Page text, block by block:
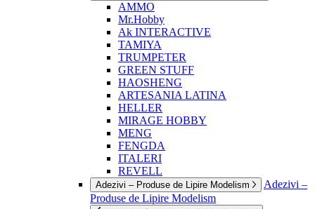
AMMO
Mr.Hobby
Ak INTERACTIVE
TAMIYA
TRUMPETER
GREEN STUFF
HAOSHENG
ARTESANIA LATINA
HELLER
MIRAGE HOBBY
MENG
FENGDA
ITALERI
REVELL
Adezivi – Produse de Lipire Modelism
Adezivi –
Produse de Lipire Modelism